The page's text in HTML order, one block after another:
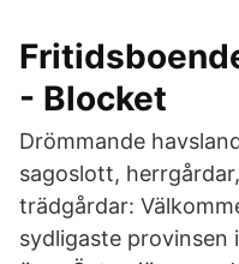
- Blocket
Drömmande
sagoslott,
trädgårdar:
sydligaste provinsen